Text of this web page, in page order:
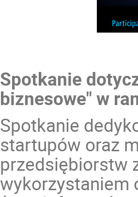
Spotkanie
biznesowe" w
Spotkanie
startupów oraz
przedsiębiorstw
wykorzystaniem